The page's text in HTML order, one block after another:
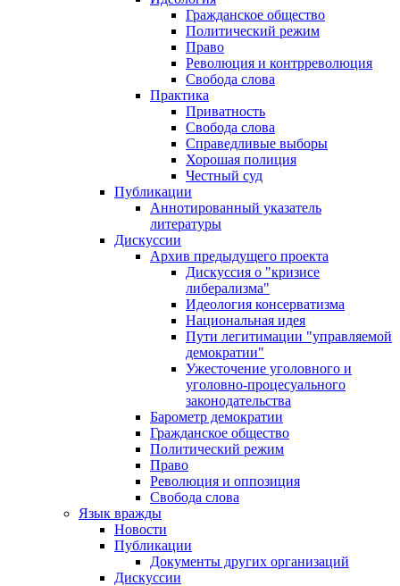
Гражданское общество
Политический режим
Право
Революция и контрреволюция
Свобода слова
Практика
Приватность
Свобода слова
Справедливые выборы
Хорошая полиция
Честный суд
Публикации
Аннотированный указатель
литературы
Дискуссии
Архив предыдущего проекта
Дискуссия о "кризисе
либерализма"
Идеология консерватизма
Национальная идея
Пути легитимации "управляемой
демократии"
Ужесточение уголовного и
уголовно-процесуального
законодательства
Барометр демократии
Гражданское общество
Политический режим
Право
Революция и оппозиция
Свобода слова
Язык вражды
Новости
Публикации
Документы других организаций
Дискуссии